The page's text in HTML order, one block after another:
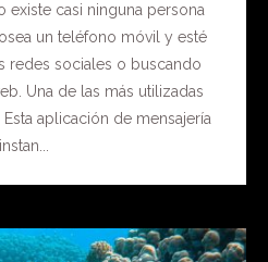
existe casi ninguna persona
un teléfono móvil y esté
redes sociales o buscando
Una de las más utilizadas
aplicación de mensajería
instan...